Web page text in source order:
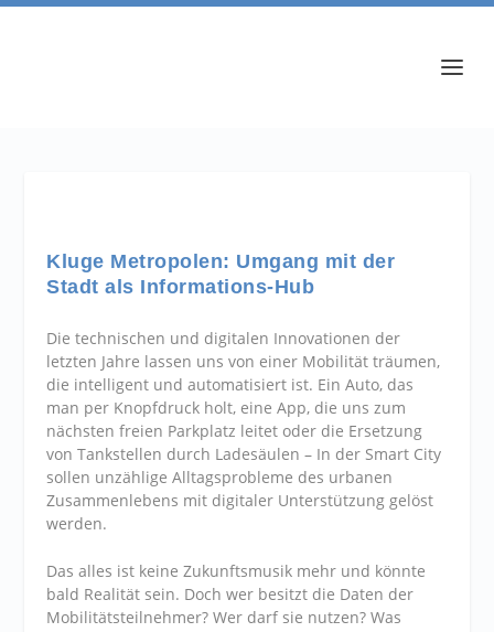
Kluge Metropolen: Umgang mit der
Stadt als Informations-Hub
Die technischen und digitalen Innovationen der
letzten Jahre lassen uns von einer Mobilität träumen,
die intelligent und automatisiert ist. Ein Auto, das
man per Knopfdruck holt, eine App, die uns zum
nächsten freien Parkplatz leitet oder die Ersetzung
von Tankstellen durch Ladesäulen – In der Smart City
sollen unzählige Alltagsprobleme des urbanen
Zusammenlebens mit digitaler Unterstützung gelöst
werden.
Das alles ist keine Zukunftsmusik mehr und könnte
bald Realität sein. Doch wer besitzt die Daten der
Mobilitätsteilnehmer? Wer darf sie nutzen? Was